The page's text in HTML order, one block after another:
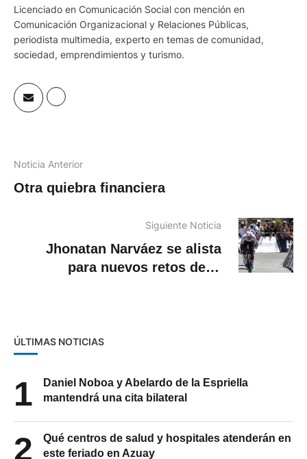
Comunicación Organizacional y Relaciones Públicas,
periodista multimedia, experto en temas de comunidad,
sociedad, emprendimientos y turismo.
Otra quiebra financiera
Jhonatan Narváez se alista
para nuevos retos de la
temporada
1
mantendrá una cita bilateral
2
Qué centros de salud y hospitales atenderán en
este feriado en Azuay